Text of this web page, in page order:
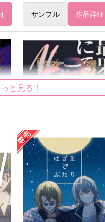
サンプル 作品詳細
最果てにて
Diorama.
787円（税込）
フィガロ×ファウスト
と見る！